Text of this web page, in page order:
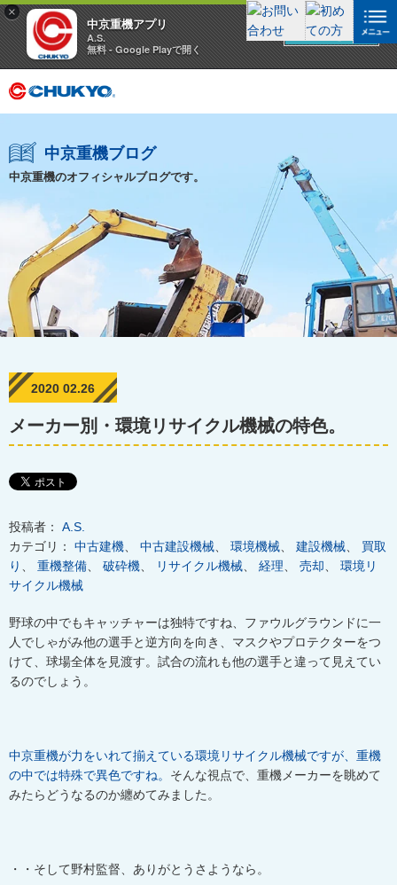
×
中京重機アプリ
A.S.
無料 - Google Playで開く
アプリを見る
中京重機ブログ
中京重機のオフィシャルブログです。
2020 02.26
メーカー別・環境リサイクル機械の特色。
投稿者：
A.S.
カテゴリ： 中古建機 中古建設機械 環境機械 建設機械
買取
り
重機整備 破砕機 リサイクル機械 経理 売却
環境リ
サイクル機械
野球の中でもキャッチャーは独特ですね、ファウルグラウンドに一
人でしゃがみ他の選手と逆方向を向き、マスクやプロテクターをつ
けて、球場全体を見渡す。試合の流れも他の選手と違って見えてい
るのでしょう。
中京重機が力をいれて揃えている環境リサイクル機械ですが、重機
の中では特殊で異色ですね。 そんな視点で、重機メーカーを眺めて
みたらどうなるのか纏めてみました。
・・そして野村監督、ありがとうさようなら。